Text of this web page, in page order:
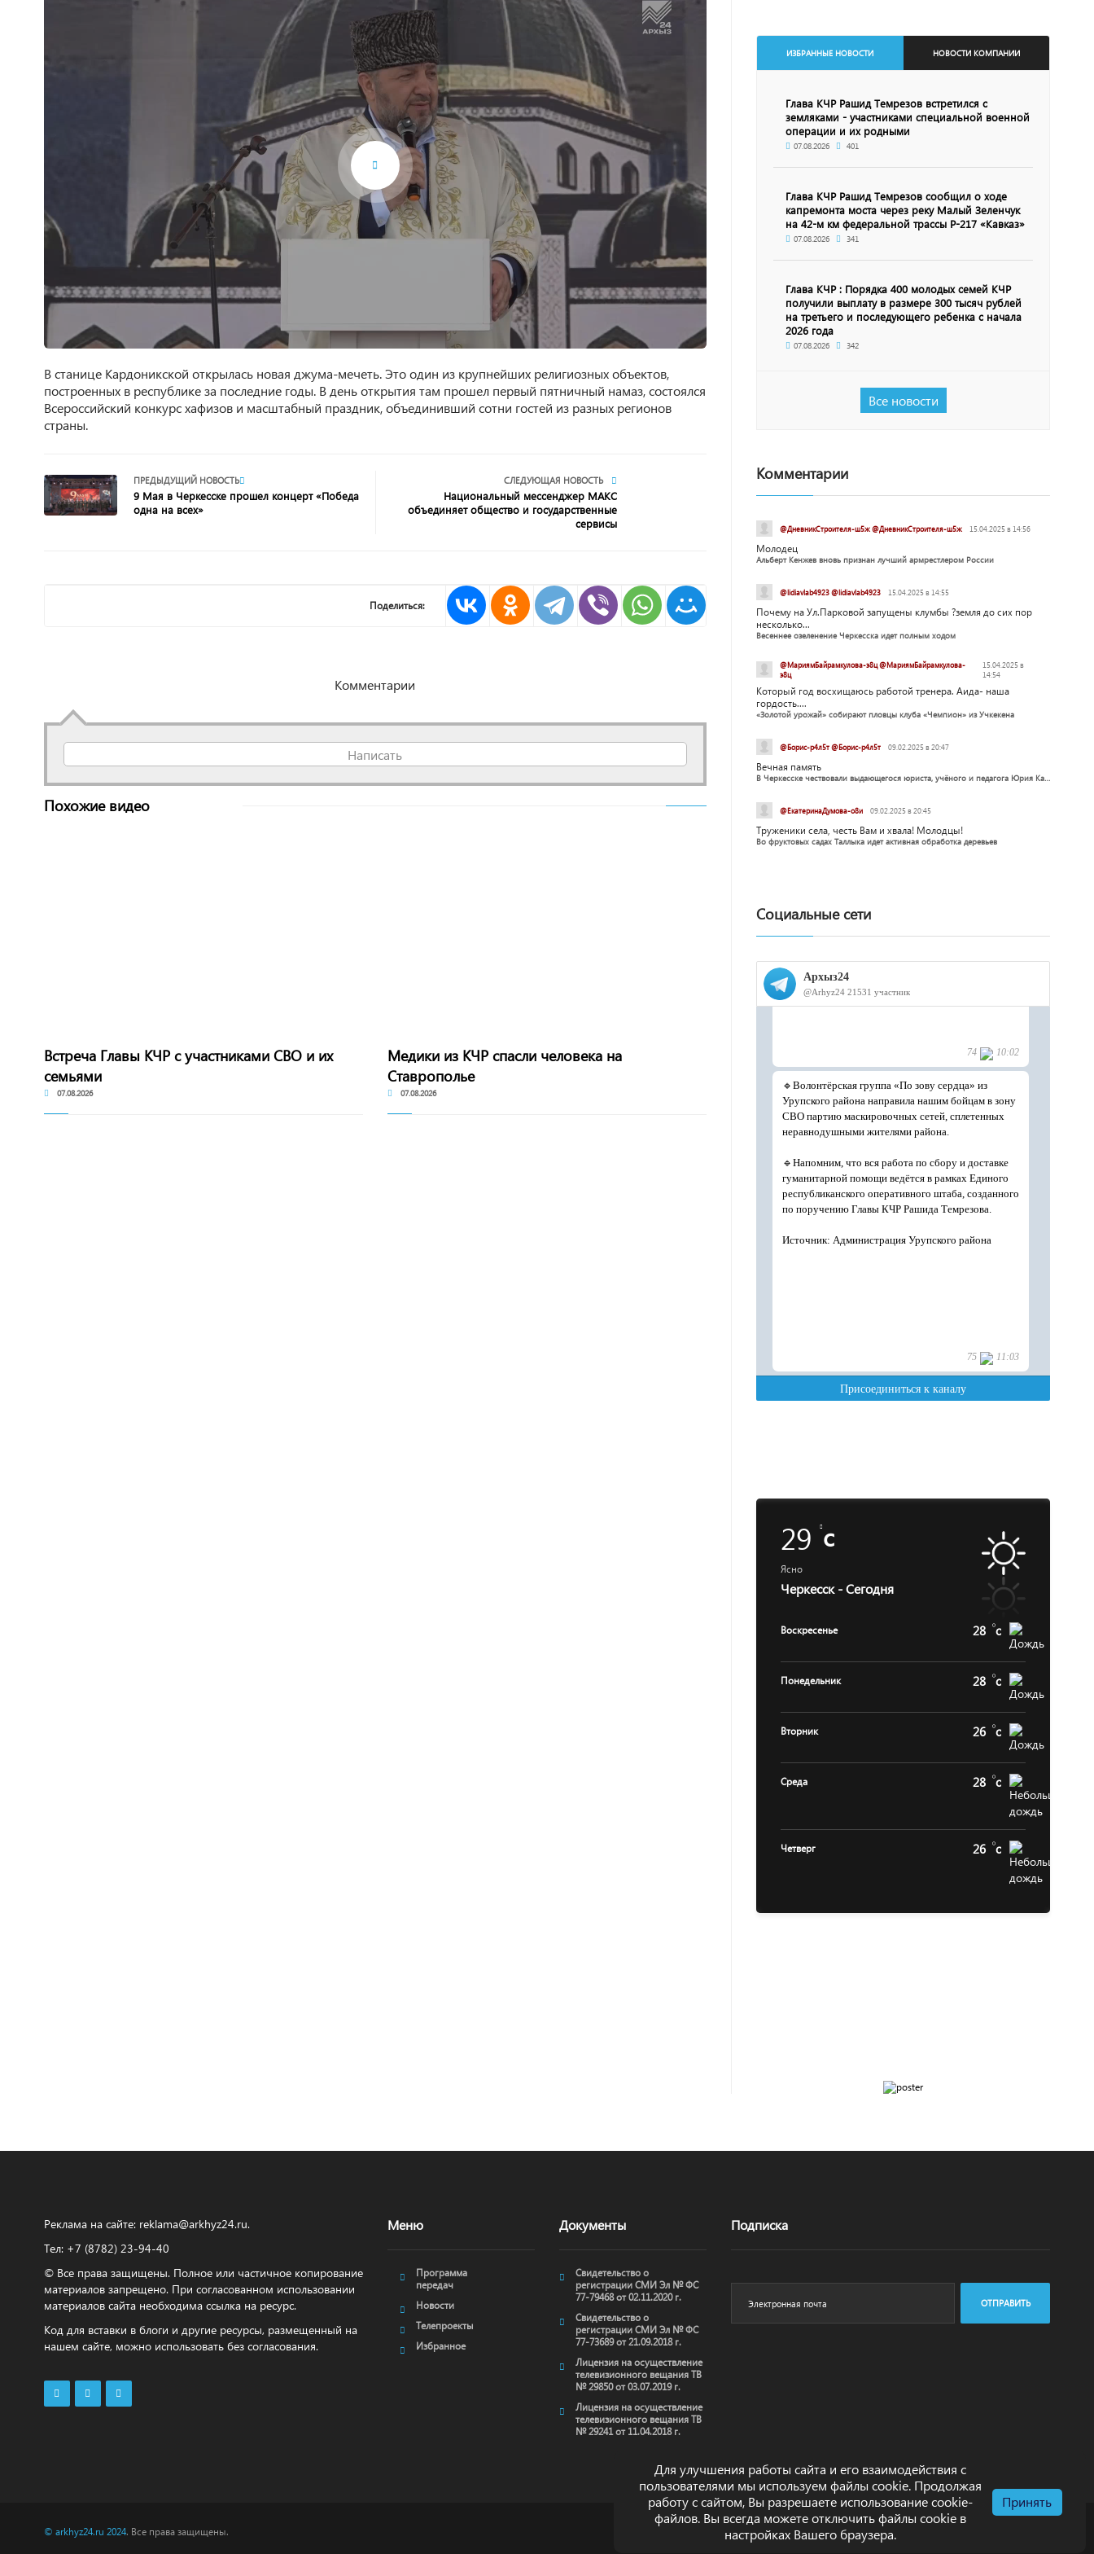
В станице Кардоникской открылась новая джума-мечеть. Это один из крупнейших религиозных объектов,
построенных в республике за последние годы. В день открытия там прошел первый пятничный намаз, состоялся
Всероссийский конкурс хафизов и масштабный праздник, объединивший сотни гостей из разных регионов
страны.
ПРЕДЫДУЩИЙ НОВОСТЬ
9 Мая в Черкесске прошел концерт «Победа
одна на всех»
СЛЕДУЮЩАЯ НОВОСТЬ
Национальный мессенджер МАКС
объединяет общество и государственные
сервисы
Поделиться:
Комментарии
Написать
Похожие видео
Встреча Главы КЧР с участниками СВО и их
семьями
07.08.2026
Медики из КЧР спасли человека на
Ставрополье
07.08.2026
ИЗБРАННЫЕ НОВОСТИ НОВОСТИ КОМПАНИИ
Глава КЧР Рашид Темрезов встретился с
земляками - участниками специальной военной
операции и их родными
07.08.2026 401
Глава КЧР Рашид Темрезов сообщил о ходе
капремонта моста через реку Малый Зеленчук
на 42-м км федеральной трассы Р-217 «Кавказ»
07.08.2026 341
Глава КЧР : Порядка 400 молодых семей КЧР
получили выплату в размере 300 тысяч рублей
на третьего и последующего ребенка с начала
2026 года
07.08.2026 342
Все новости
Комментарии
@ДневникСтроителя-ш5ж @ДневникСтроителя-ш5ж 15.04.2025 в 14:56
Молодец
Альберт Кенжев вновь признан лучший армрестлером России
@lidiavlab4923 @lidiavlab4923 15.04.2025 в 14:55
Почему на Ул.Парковой запущены клумбы ?земля до сих пор
несколько...
Весеннее озеленение Черкесска идет полным ходом
@МариямБайрамкулова-э8ц @МариямБайрамкулова-
э8ц
15.04.2025 в
14:54
Который год восхищаюсь работой тренера. Аида- наша
гордость....
«Золотой урожай» собирают пловцы клуба «Чемпион» из Учкекена
@Борис-р4л5т @Борис-р4л5т 09.02.2025 в 20:47
Вечная память
В Черкесске чествовали выдающегося юриста, учёного и педагога Юрия Калмыкова
@ЕкатеринаДумова-о8и 09.02.2025 в 20:45
Труженики села, честь Вам и хвала! Молодцы!
Во фруктовых садах Таллыка идет активная обработка деревьев
Социальные сети
29c
Ясно
Черкесск - Сегодня
Воскресенье 28 c
Понедельник 28 c
Вторник 26 c
Среда 28 c
Четверг 26 c
Реклама на сайте: reklama@arkhyz24.ru.
Тел: +7 (8782) 23‑94‑40
© Все права защищены. Полное или частичное копирование
материалов запрещено. При согласованном использовании
материалов сайта необходима ссылка на ресурс.
Код для вставки в блоги и другие ресурсы, размещенный на
нашем сайте, можно использовать без согласования.
Меню
Программа
передач
Новости
Телепроекты
Избранное
Документы
Свидетельство о
регистрации СМИ Эл № ФС
77-79468 от 02.11.2020 г.
Свидетельство о
регистрации СМИ Эл № ФС
77-73689 от 21.09.2018 г.
Лицензия на осуществление
телевизионного вещания ТВ
№ 29850 от 03.07.2019 г.
Лицензия на осуществление
телевизионного вещания ТВ
№ 29241 от 11.04.2018 г.
Подписка
ОТПРАВИТЬ
© arkhyz24.ru 2024. Все права защищены.
Для улучшения работы сайта и его взаимодействия с
пользователями мы используем файлы cookie. Продолжая
работу с сайтом, Вы разрешаете использование cookie-
файлов. Вы всегда можете отключить файлы cookie в
настройках Вашего браузера.
Принять